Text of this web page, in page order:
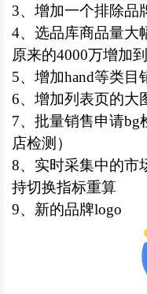
3、 增加一个排除品
4、 选品库商品量大
原来的4000万增加
5、 增加hand等类目
6、 增加列表页的大
7、 批量销售申请bg
店检测）
8、 实时采集中的市
持切换指标重算
9、新的品牌logo